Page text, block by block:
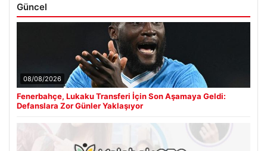
Güncel
08/08/2026
Fenerbahçe, Lukaku Transferi İçin Son Aşamaya Geldi:
Defanslara Zor Günler Yaklaşıyor